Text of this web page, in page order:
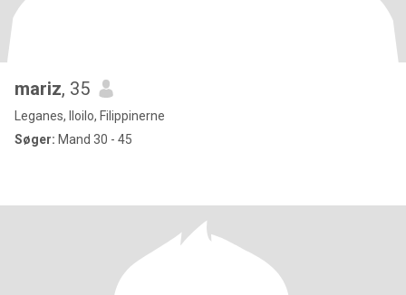
mariz, 35
Leganes, Iloilo, Filippinerne
Søger: Mand 30 - 45